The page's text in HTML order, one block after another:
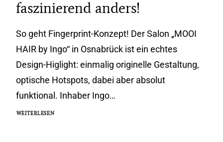
faszinierend anders!
So geht Fingerprint-Konzept! Der Salon „MOOI
HAIR by Ingo“ in Osnabrück ist ein echtes
Design-Higlight: einmalig originelle Gestaltung,
optische Hotspots, dabei aber absolut
funktional. Inhaber Ingo…
WEITERLESEN